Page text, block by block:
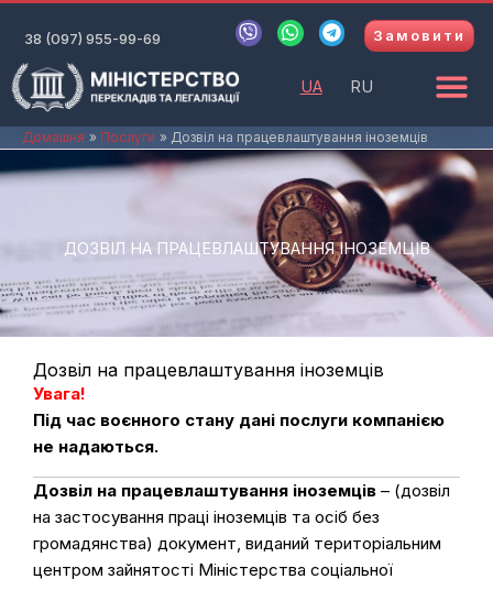
вмісту
38 (097) 955-99-69
V
i
W
h
a
p
p
T
e
r
a
m
Замовити
UA RU
Домашня Послуги Дозвіл на працевлаштування іноземців
ДОЗВІЛ НА ПРАЦЕВЛАШТУВАННЯ ІНОЗЕМЦІВ
Дозвіл на працевлаштування іноземців
Увага!
Під час воєнного стану дані послуги компанією
не надаються.
Дозвіл на працевлаштування іноземців – (дозвіл
на застосування праці іноземців та осіб без
громадянства) документ, виданий територіальним
центром зайнятості Міністерства соціальної